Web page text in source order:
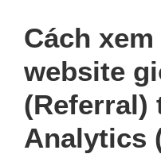
Cách
website
(Referral)
Analytics